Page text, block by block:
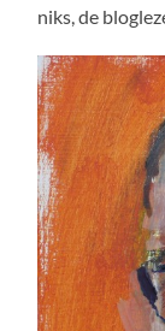
niks, de